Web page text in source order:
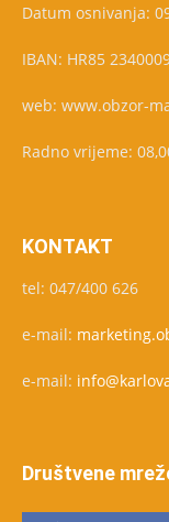
Datum osnivanja:
IBAN: HR85
web: www.obzor-
Radno vrijeme:
KONTAKT
tel: 047/400 626
e-mail:
e-mail:
Društvene